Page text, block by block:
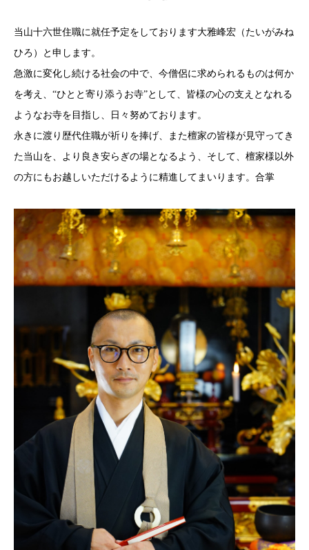
当山十六世住職に就任予定をしております大雅峰宏（たいがみね
ひろ）と申します。
急激に変化し続ける社会の中で、今僧侶に求められるものは何か
を考え、“ひとと寄り添うお寺”として、皆様の心の支えとなれる
ようなお寺を目指し、日々努めております。
永きに渡り歴代住職が祈りを捧げ、また檀家の皆様が見守ってき
た当山を、より良き安らぎの場となるよう、そして、檀家様以外
の方にもお越しいただけるように精進してまいります。合掌